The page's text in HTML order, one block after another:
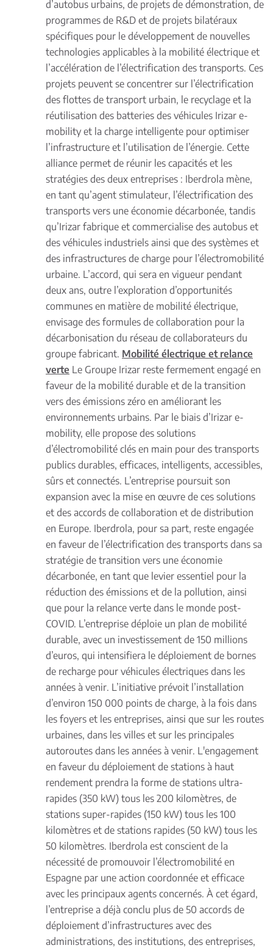
d’autobus urbains, de projets de démonstration, de
programmes de R&D et de projets bilatéraux
spécifiques pour le développement de nouvelles
technologies applicables à la mobilité électrique et
l’accélération de l’électrification des transports. Ces
projets peuvent se concentrer sur l’électrification
des flottes de transport urbain, le recyclage et la
réutilisation des batteries des véhicules Irizar e-
mobility et la charge intelligente pour optimiser
l’infrastructure et l’utilisation de l’énergie. Cette
alliance permet de réunir les capacités et les
stratégies des deux entreprises : Iberdrola mène,
en tant qu’agent stimulateur, l’électrification des
transports vers une économie décarbonée, tandis
qu’Irizar fabrique et commercialise des autobus et
des véhicules industriels ainsi que des systèmes et
des infrastructures de charge pour l’électromobilité
urbaine. L’accord, qui sera en vigueur pendant
deux ans, outre l’exploration d’opportunités
communes en matière de mobilité électrique,
envisage des formules de collaboration pour la
décarbonisation du réseau de collaborateurs du
groupe fabricant. Mobilité électrique et relance
verte Le Groupe Irizar reste fermement engagé en
faveur de la mobilité durable et de la transition
vers des émissions zéro en améliorant les
environnements urbains. Par le biais d’Irizar e-
mobility, elle propose des solutions
d’électromobilité clés en main pour des transports
publics durables, efficaces, intelligents, accessibles,
sûrs et connectés. L’entreprise poursuit son
expansion avec la mise en œuvre de ces solutions
et des accords de collaboration et de distribution
en Europe. Iberdrola, pour sa part, reste engagée
en faveur de l’électrification des transports dans sa
stratégie de transition vers une économie
décarbonée, en tant que levier essentiel pour la
réduction des émissions et de la pollution, ainsi
que pour la relance verte dans le monde post-
COVID. L’entreprise déploie un plan de mobilité
durable, avec un investissement de 150 millions
d’euros, qui intensifiera le déploiement de bornes
de recharge pour véhicules électriques dans les
années à venir. L’initiative prévoit l’installation
d’environ 150 000 points de charge, à la fois dans
les foyers et les entreprises, ainsi que sur les routes
urbaines, dans les villes et sur les principales
autoroutes dans les années à venir. L'engagement
en faveur du déploiement de stations à haut
rendement prendra la forme de stations ultra-
rapides (350 kW) tous les 200 kilomètres, de
stations super-rapides (150 kW) tous les 100
kilomètres et de stations rapides (50 kW) tous les
50 kilomètres. Iberdrola est conscient de la
nécessité de promouvoir l’électromobilité en
Espagne par une action coordonnée et efficace
avec les principaux agents concernés. À cet égard,
l’entreprise a déjà conclu plus de 50 accords de
déploiement d’infrastructures avec des
administrations, des institutions, des entreprises,